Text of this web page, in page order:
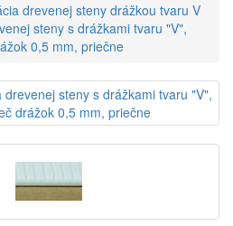
drevenej steny drážkou tvaru V
steny s drážkami tvaru "V",
0,5 mm, priečne